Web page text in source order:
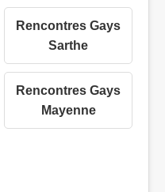
Rencontres Gays
Sarthe
Rencontres Gays
Mayenne